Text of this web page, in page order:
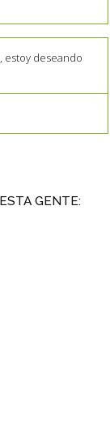
estoy deseando
GENTE: